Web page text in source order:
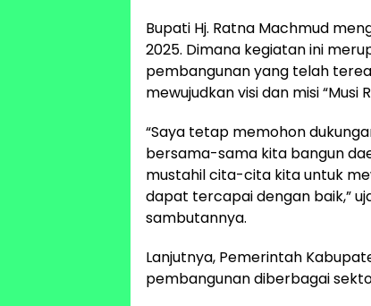
Bupati Hj. Ratna Machmud
2025. Dimana kegiatan ini
pembangunan yang telah
mewujudkan visi dan misi
“Saya tetap memohon
bersama-sama kita bangun
mustahil cita-cita kita untuk
dapat tercapai dengan baik,”
sambutannya.
Lanjutnya, Pemerintah
pembangunan diberbagai